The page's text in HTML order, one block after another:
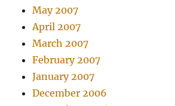
May 2007
April 2007
March 2007
February 2007
January 2007
December 2006